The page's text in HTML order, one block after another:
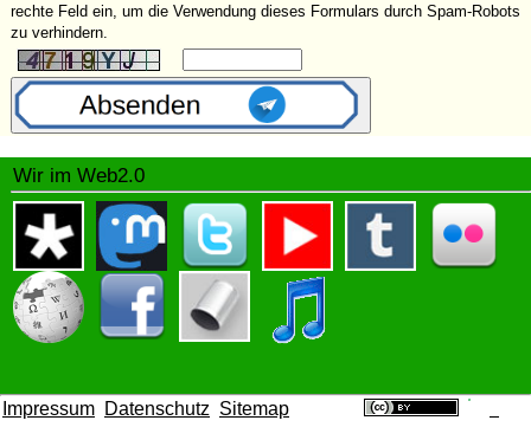
rechte Feld ein, um die Verwendung dieses Formulars durch Spam-Robots
zu verhindern.
Wir im Web2.0
Impressum Datenschutz Sitemap